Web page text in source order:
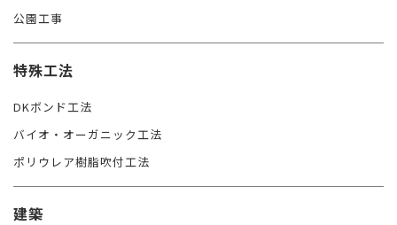
公園工事
特殊工法
DKボンド工法
バイオ・オーガニック工法
ポリウレア樹脂吹付工法
建築